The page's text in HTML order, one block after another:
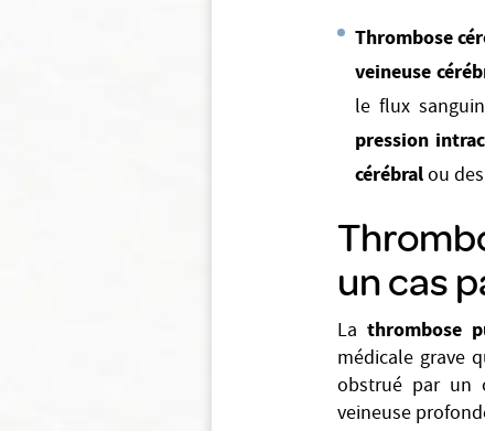
Thrombose
veineuse
le flux
pression
cérébralou des
un cas
La thrombose
médicale grave
obstrué par un
veineuse